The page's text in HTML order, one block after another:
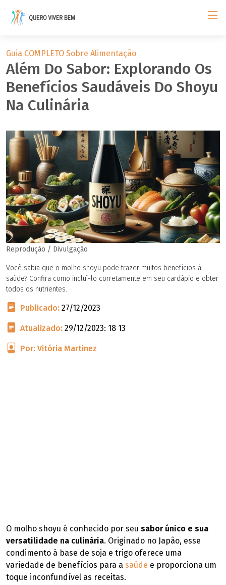
Guia COMPLETO Sobre Alimentação
Além Do Sabor: Explorando Os
Benefícios Saudáveis Do Shoyu
Na Culinária
Reprodução / Divulgação
Você sabia que o molho shoyu pode trazer muitos benefícios à
saúde? Confira como incluí-lo corretamente em seu cardápio e obter
todos os nutrientes.
Publicado: 27/12/2023
Atualizado: 29/12/2023: 18 13
Por: Vitória Martinez
O molho shoyu é conhecido por seu sabor único e sua
versatilidade na culinária. Originado no Japão, esse
condimento à base de soja e trigo oferece uma
variedade de benefícios para a saúde e proporciona um
toque inconfundível as receitas.